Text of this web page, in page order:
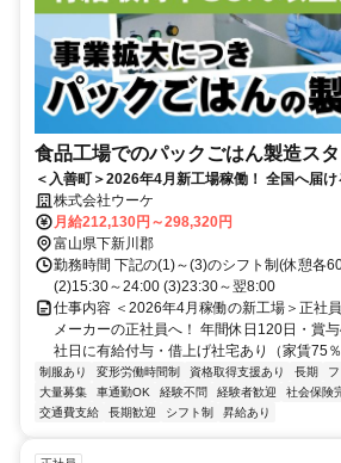
食品工場でのパックごはん製造ス
＜入善町＞2026年4月新工場稼働！ 全国へ届
未経験から安定企業の正社員へ！
株式会社ウーケ
月給212,130円～298,320円
富山県下新川郡
勤務時間 下記の(1)～(3)のシフト制(休憩各
(2)15:30～24:00 (3)23:30～翌8:00
仕事内容 ＜2026年4月稼働の新工場＞正社
メーカーの正社員へ！ 年間休日120日・賞
社日に有給付与・借上げ社宅あり（家賃75
制服あり 変形労働時間制 資格取得支援あり 長期
大量募集
車通勤OK 経験不問 経験者歓迎 社会保険
交通費支給
長期歓迎 シフト制 昇給あり